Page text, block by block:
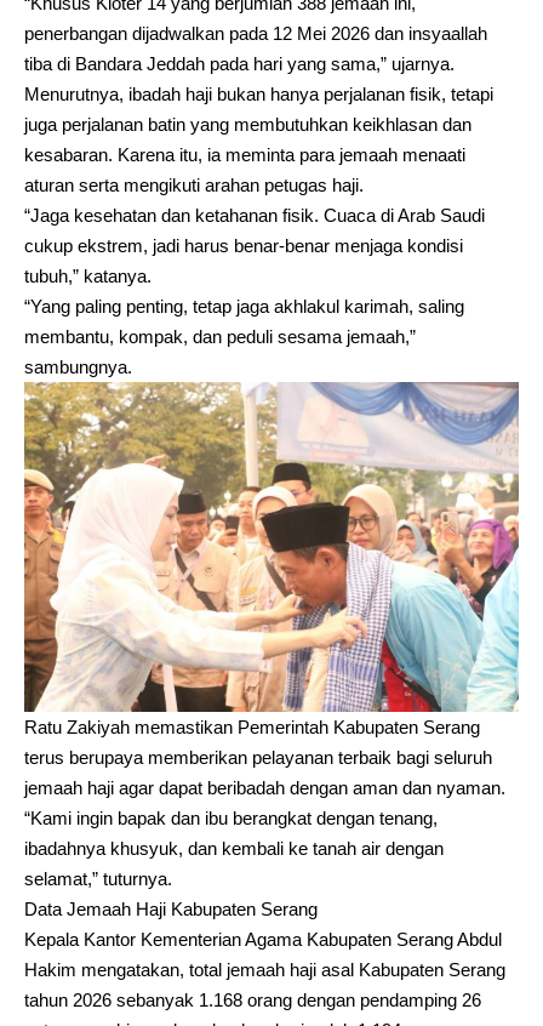
penerbangan dijadwalkan pada 12 Mei 2026 dan insyaallah
tiba di Bandara Jeddah pada hari yang sama,” ujarnya.
Menurutnya, ibadah haji bukan hanya perjalanan fisik, tetapi
juga perjalanan batin yang membutuhkan keikhlasan dan
kesabaran. Karena itu, ia meminta para jemaah menaati
aturan serta mengikuti arahan petugas haji.
“Jaga kesehatan dan ketahanan fisik. Cuaca di Arab Saudi
cukup ekstrem, jadi harus benar-benar menjaga kondisi
tubuh,” katanya.
“Yang paling penting, tetap jaga akhlakul karimah, saling
membantu, kompak, dan peduli sesama jemaah,”
sambungnya.
Ratu Zakiyah memastikan Pemerintah Kabupaten Serang
terus berupaya memberikan pelayanan terbaik bagi seluruh
jemaah haji agar dapat beribadah dengan aman dan nyaman.
“Kami ingin bapak dan ibu berangkat dengan tenang,
ibadahnya khusyuk, dan kembali ke tanah air dengan
selamat,” tuturnya.
Data Jemaah Haji Kabupaten Serang
Kepala Kantor Kementerian Agama Kabupaten Serang Abdul
Hakim mengatakan, total jemaah haji asal Kabupaten Serang
tahun 2026 sebanyak 1.168 orang dengan pendamping 26